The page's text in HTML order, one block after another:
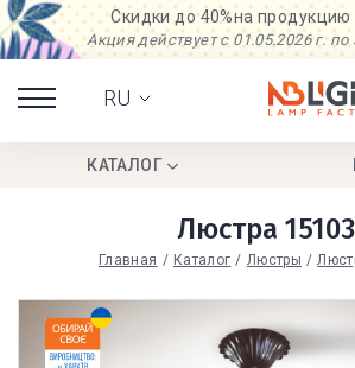
Скидки до 40%на продукцию
Акция действует с 01.05.2026 г. по
RU
КАТАЛОГ
Люстра 15103
Главная Каталог Люстры